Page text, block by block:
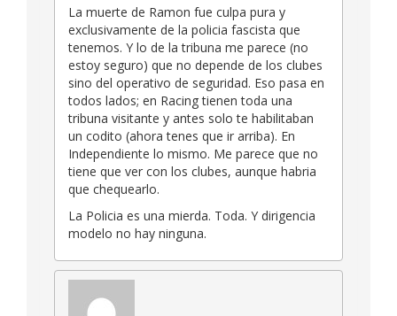
La muerte de Ramon fue culpa pura y
exclusivamente de la policia fascista que
tenemos. Y lo de la tribuna me parece (no
estoy seguro) que no depende de los clubes
sino del operativo de seguridad. Eso pasa en
todos lados; en Racing tienen toda una
tribuna visitante y antes solo te habilitaban
un codito (ahora tenes que ir arriba). En
Independiente lo mismo. Me parece que no
tiene que ver con los clubes, aunque habria
que chequearlo.
La Policia es una mierda. Toda. Y dirigencia
modelo no hay ninguna.